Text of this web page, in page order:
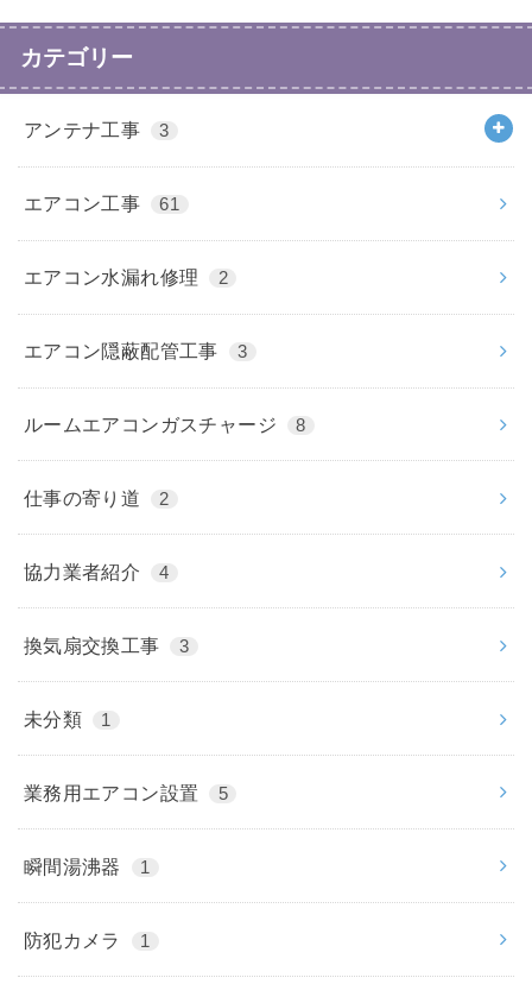
カテゴリー
アンテナ工事 3
エアコン工事 61
エアコン水漏れ修理 2
エアコン隠蔽配管工事 3
ルームエアコンガスチャージ 8
仕事の寄り道 2
協力業者紹介 4
換気扇交換工事 3
未分類 1
業務用エアコン設置 5
瞬間湯沸器 1
防犯カメラ 1